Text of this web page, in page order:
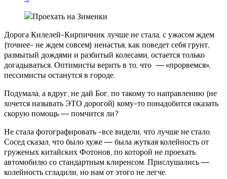
Дорога Килелей-Кирпичник лучше не стала, с ужасом ждем
(точнее- не ждем совсем) ненастья, как поведет себя грунт,
размытый дождями и разбитый колесами, остается только
догадываться. Оптимисты верить в то, что — «прорвемся»,
пессимисты останутся в городе.
Подумала, а вдруг, не дай Бог, по такому то направлению (не
хочется называть ЭТО дорогой) кому-то понадобится оказать
скорую помощь — помчится ли?
Не стала фотографировать -все видели, что лучше не стало.
Сосед сказал, что было хуже — была жуткая колейность от
груженых китайских Фотонов, по которой не проехать
автомобилю со стандартным клиренсом. Прислушались —
колейность сгладили, но нам от этого не легче.